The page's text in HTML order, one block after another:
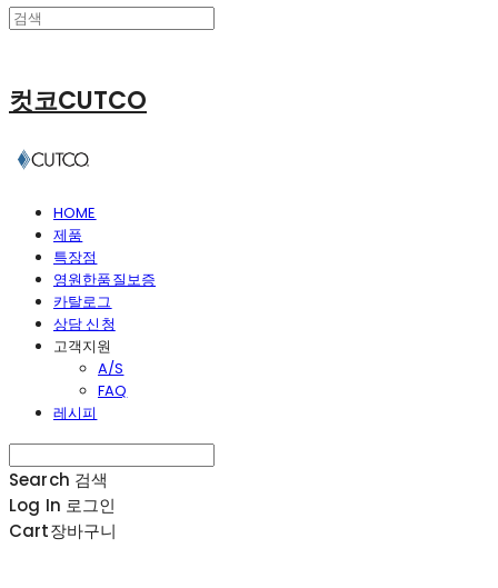
컷코CUTCO
HOME
제품
특장점
영원한품질보증
카탈로그
상담 신청
고객지원
A/S
FAQ
레시피
Search 검색
Log In 로그인
Cart장바구니